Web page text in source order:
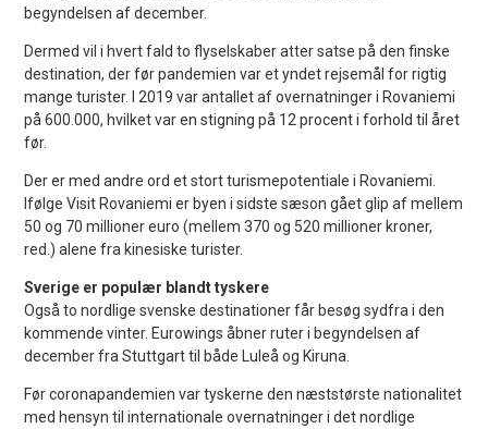
begyndelsen af december.
Dermed vil i hvert fald to flyselskaber atter satse på den finske
destination, der før pandemien var et yndet rejsemål for rigtig
mange turister. I 2019 var antallet af overnatninger i Rovaniemi
på 600.000, hvilket var en stigning på 12 procent i forhold til året
før.
Der er med andre ord et stort turismepotentiale i Rovaniemi.
Ifølge Visit Rovaniemi er byen i sidste sæson gået glip af mellem
50 og 70 millioner euro (mellem 370 og 520 millioner kroner,
red.) alene fra kinesiske turister.
Sverige er populær blandt tyskere
Også to nordlige svenske destinationer får besøg sydfra i den
kommende vinter. Eurowings åbner ruter i begyndelsen af
december fra Stuttgart til både Luleå og Kiruna.
Før coronapandemien var tyskerne den næststørste nationalitet
med hensyn til internationale overnatninger i det nordlige